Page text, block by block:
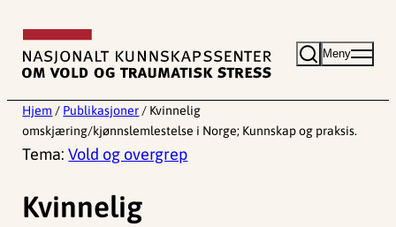
innhold
Meny
Hjem / Publikasjoner / Kvinnelig
omskjæring/kjønnslemlestelse i Norge; Kunnskap og praksis.
Tema:Vold og overgrep
Kvinnelig